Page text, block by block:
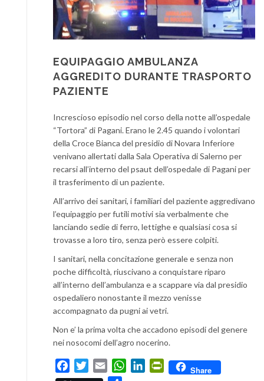
EQUIPAGGIO AMBULANZA
AGGREDITO DURANTE TRASPORTO
PAZIENTE
Increscioso episodio nel corso della notte all’ospedale
“Tortora” di Pagani. Erano le 2.45 quando i volontari
della Croce Bianca del presidio di Novara Inferiore
venivano allertati dalla Sala Operativa di Salerno per
recarsi all’interno del psaut dell’ospedale di Pagani per
il trasferimento di un paziente.
All’arrivo dei sanitari, i familiari del paziente aggredivano
l’equipaggio per futili motivi sia verbalmente che
lanciando sedie di ferro, lettighe e qualsiasi cosa si
trovasse a loro tiro, senza però essere colpiti.
I sanitari, nella concitazione generale e senza non
poche difficoltà, riuscivano a conquistare riparo
all’interno dell’ambulanza e a scappare via dal presidio
ospedaliero nonostante il mezzo venisse
accompagnato da pugni ai vetri.
Non e’ la prima volta che accadono episodi del genere
nei nosocomi dell’agro nocerino.
FacebookTwitterEmail WhatsApp
LinkedInPrintFriendly
Share